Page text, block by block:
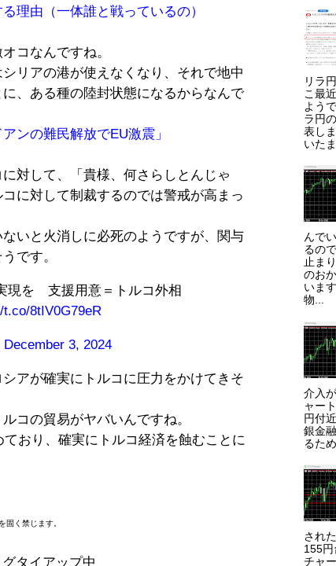
理由（一体誰と戦っているの）
コなんですね。
リアの港が使えなくなり、それで地中
、ある種の陸封状態になるからなんで
ンの難民解放でEU激震」
対して、「貴様、何さらしとんじゃ
に対して制裁するのでは警戒が高まっ
いと火消しに必死のようですが、関与
です。
現を 支援用意＝トルコ外相
t.co/8tIV0G79eR
December 3, 2024
アが確実にトルコに圧力をかけてきそ
コの貿易がヤバいんですね。
おり、確実にトルコ経済を蝕むことに
固く禁じます。
タイアップ中
リラ
こ最
よう
ラ円
表し
いた
んで
るの
止ま
のお
いま
物...
介入
ャー
円付
銀金
るた
され
155
チャ